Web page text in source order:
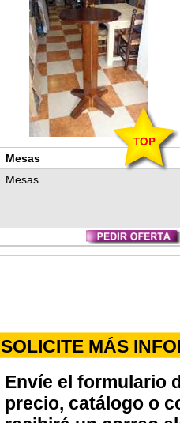
Mesas
Mesas
SOLICITE MÁS
Envíe el formulario
precio, catálogo o